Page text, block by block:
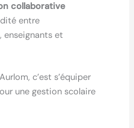
collaborative
entre
et
c’est s’équiper
une gestion scolaire